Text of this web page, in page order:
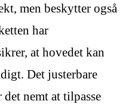
men beskytter også
har
at hovedet kan
Det justerbare
nemt at tilpasse